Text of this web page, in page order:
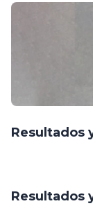
Resultados
Resultados